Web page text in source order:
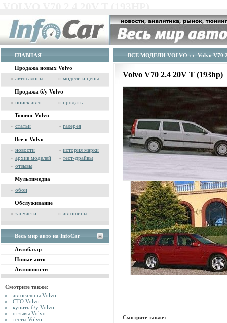
ГЛАВНАЯ
Продажа новых Volvo
» автосалоны » модели и цены
Продажа б/у Volvo
» поиск авто » продать
Тюнинг Volvo
» статьи » галерея
Все о Volvo
» новости » история марки
» архив моделей » тест-драйвы
» отзывы
Мультимедиа
» обои
Обслуживание
» запчасти » автошины
Весь мир авто на InfoCar
Автобазар
Новые авто
Автоновости
Смотрите также:
автосалоны Volvo
СТО Volvo
купить б/у Volvo
отзывы Volvo
тесты Volvo
ВСЕ МОДЕЛИ VOLVO : : Volvo V70
Volvo V70 2.4 20V T (193hp)
Смотрите также: